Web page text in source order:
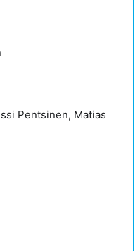
Pentsinen, Matias